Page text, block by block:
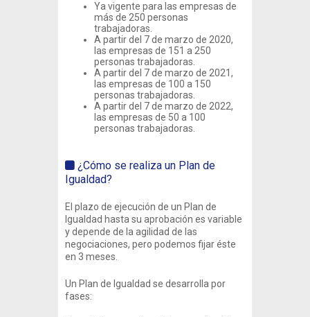
Ya vigente para las empresas de
más de 250 personas
trabajadoras.
A partir del 7 de marzo de 2020,
las empresas de 151 a 250
personas trabajadoras.
A partir del 7 de marzo de 2021,
las empresas de 100 a 150
personas trabajadoras.
A partir del 7 de marzo de 2022,
las empresas de 50 a 100
personas trabajadoras.
¿Cómo se realiza un Plan de
Igualdad?
El plazo de ejecución de un Plan de
Igualdad hasta su aprobación es variable
y depende de la agilidad de las
negociaciones, pero podemos fijar éste
en 3 meses.
Un Plan de Igualdad se desarrolla por
fases: